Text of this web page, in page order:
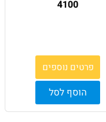
4100
פרטים נוספים
הוסף לסל